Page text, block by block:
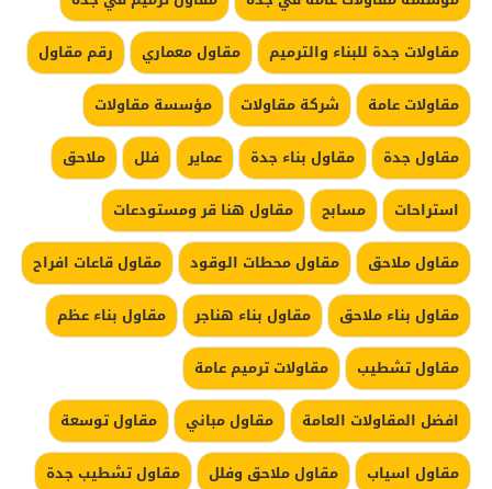
مقاولات جدة للبناء والترميم
مقاول معماري
رقم مقاول
مقاولات عامة
شركة مقاولات
مؤسسة مقاولات
مقاول جدة
مقاول بناء جدة عماير فلل
ملاحق
استراحات
مسابح
مقاول هنا قر ومستودعات
مقاول ملاحق
مقاول محطات الوقود
مقاول قاعات افراح
مقاول بناء ملاحق
مقاول بناء هناجر
مقاول بناء عظم
مقاول تشطيب
مقاولات ترميم عامة
افضل المقاولات العامة
مقاول مباني
مقاول توسعة
مقاول اسياب
مقاول ملاحق وفلل
مقاول تشطيب جدة